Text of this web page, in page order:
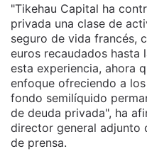
"Tikehau Capital ha
privada una clase de
seguro de vida francés,
euros recaudados hasta
esta experiencia, ahora
enfoque ofreciendo a
fondo semilíquido
de deuda privada", ha
director general adjunto
de prensa.